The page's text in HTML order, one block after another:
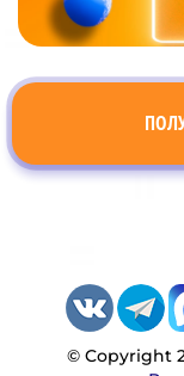
© Copyright